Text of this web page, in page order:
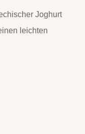
Joghurt
leichten